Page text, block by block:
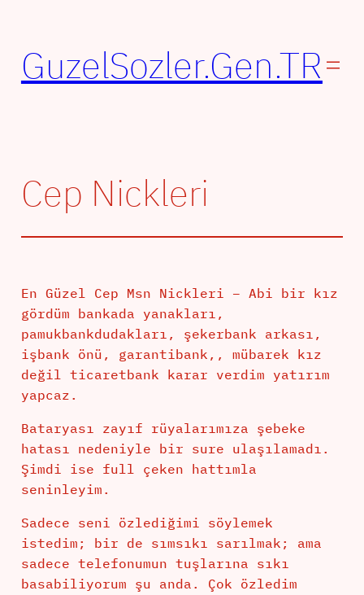
GuzelSozler.Gen.TR
Cep Nickleri
En Güzel Cep Msn Nickleri – Abi bir kız
gördüm bankada yanakları,
pamukbankdudakları, şekerbank arkası,
işbank önü, garantibank,, mübarek kız
değil ticaretbank karar verdim yatırım
yapcaz.
Bataryası zayıf rüyalarımıza şebeke
hatası nedeniyle bir sure ulaşılamadı.
Şimdi ise full çeken hattımla
seninleyim.
Sadece seni özlediğimi söylemek
istedim; bir de sımsıkı sarılmak; ama
sadece telefonumun tuşlarına sıkı
basabiliyorum şu anda. Çok özledim